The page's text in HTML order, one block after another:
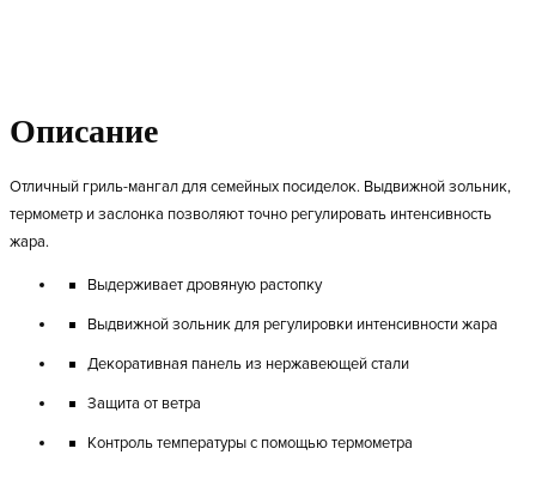
Описание
Отличный гриль-мангал для семейных посиделок. Выдвижной зольник,
термометр и заслонка позволяют точно регулировать интенсивность
жара.
Выдерживает дровяную растопку
Выдвижной зольник для регулировки интенсивности жара
Декоративная панель из нержавеющей стали
Защита от ветра
Контроль температуры с помощью термометра